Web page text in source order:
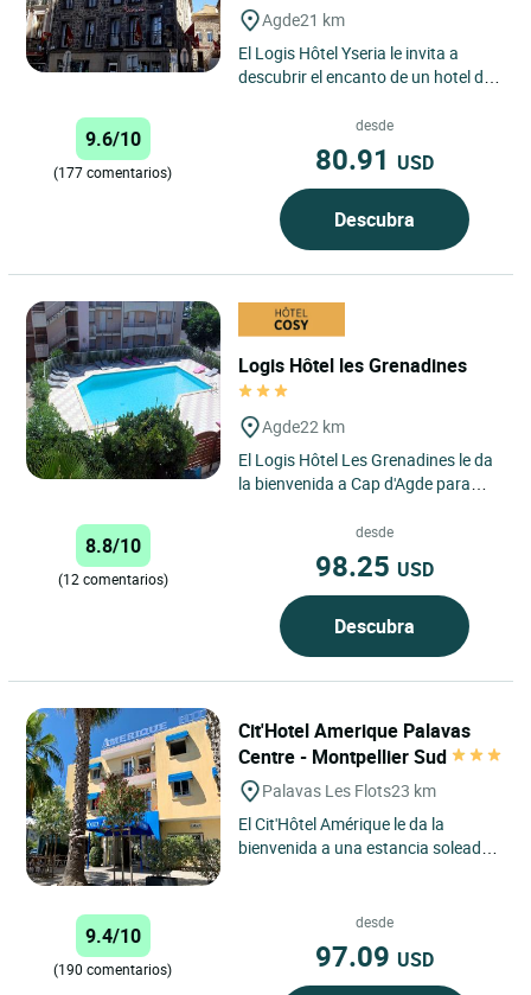
Agde21 km
El Logis Hôtel Yseria le invita a
descubrir el encanto de un hotel de
enclavado entre...
9.6/10
(177 comentarios)
desde
80.91 USD
Descubra
Logis Hôtel les Grenadines
Agde22 km
El Logis Hôtel Les Grenadines le da
la bienvenida a Cap d'Agde para
metros del mar, en el...
8.8/10
(12 comentarios)
desde
98.25 USD
Descubra
Cit'Hotel Amerique Palavas
Centre - Montpellier Sud
Palavas Les Flots23 km
El Cit'Hôtel Amérique le da la
bienvenida a una estancia soleada
9.4/10
(190 comentarios)
desde
97.09 USD